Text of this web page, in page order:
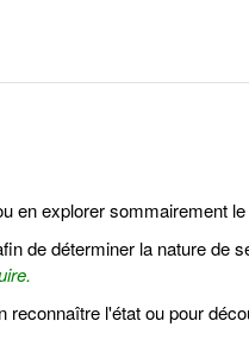
en explorer sommairement
de déterminer la nature de
l'état ou pour